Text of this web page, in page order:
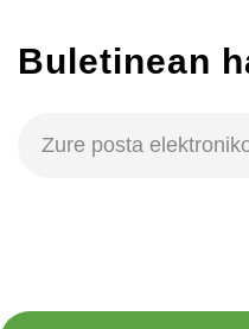
Buletinean